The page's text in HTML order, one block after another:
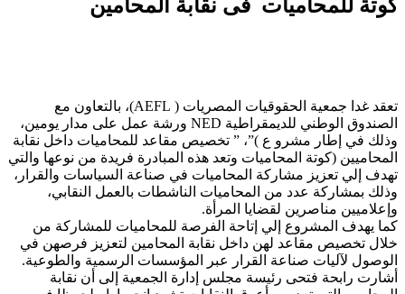
للمحاميات فى نقابة المحامين
تعقد غدا جمعية الحقوقيات المصريات ( AEFL)، بالتعاون مع
الصندوق الوطني للديمقراطية NED ورشة عمل على مدار يومين،
في إطار مشرو ع )”، ” تخصيص مقاعد للمحاميات داخل نقابة
(كوتة المحاميات وتعد هذه المبادرة فريدة من نوعها والتي
إلي تعزيز مشاركة المحاميات في صناعة السياسات والقرار،
بمشاركة عدد من المحاميات الناشطات بالعمل النقابي،
مناصرين لقضايا المرأة.
يهدف المشروع إلي إتاحة الفرصة للمحاميات للمشاركة من
تخصيص مقاعد لهن داخل نقابة المحامين لتعزيز فرصهن في
لآليات صناعة القرار عبر المؤسسات الرسمية والطوعية.
رابحة فتحى رئيسة مجلس إدارة الجمعية إلى أن نقابة